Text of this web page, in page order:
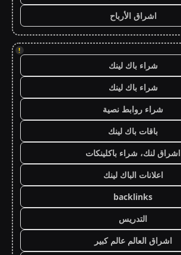
اشراق الأرباح
!
شراء باك لينك
شراء باك لينك
شراء روابط نصية
باقات باك لينك
اشراق لنك، شراء باكلينكات
اعلانات الباك لينك
backlinks
التدريس
اشراق العالم عالم كبير